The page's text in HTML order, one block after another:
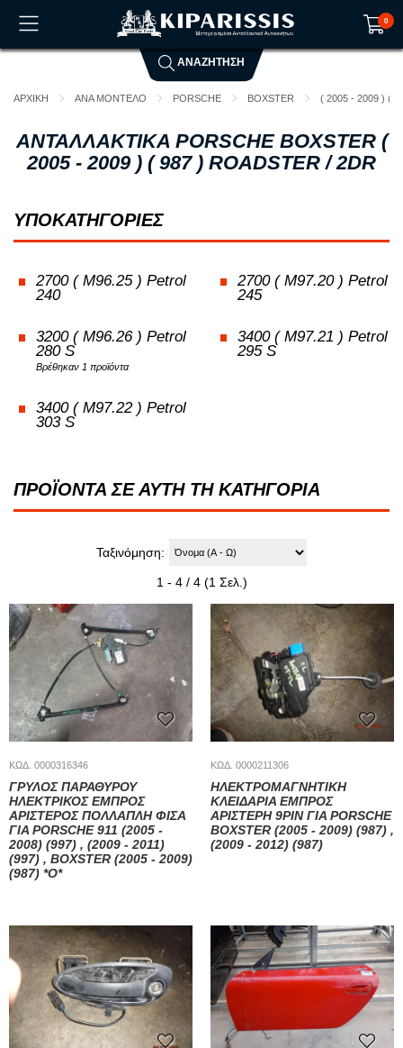
0
Το καλάθι αγορών είναι άδειο!
ΑΝΑΖΗΤΗΣΗ
ΑΡΧΙΚΗ ΑΝΑ ΜΟΝΤΕΛΟ PORSCHE BOXSTER ( 2005 - 2009 ) (
ΑΝΤΑΛΛΑΚΤΙΚΑ PORSCHE BOXSTER (
2005 - 2009 ) ( 987 ) ROADSTER / 2DR
ΥΠΟΚΑΤΗΓΟΡΙΕΣ
2700 ( M96.25 ) Petrol
240
2700 ( M97.20 ) Petrol
245
3200 ( M96.26 ) Petrol
280 S
Βρέθηκαν 1 προϊόντα
3400 ( M97.21 ) Petrol
295 S
3400 ( M97.22 ) Petrol
303 S
ΠΡΟΪΟΝΤΑ ΣΕ ΑΥΤΗ ΤΗ ΚΑΤΗΓΟΡΙΑ
Ταξινόμηση:
1 - 4 / 4 (1 Σελ.)
ΚΩΔ. 0000316346
ΓΡΥΛΟΣ ΠΑΡΑΘΥΡΟΥ
ΗΛΕΚΤΡΙΚΟΣ ΕΜΠΡΟΣ
ΑΡΙΣΤΕΡΟΣ ΠΟΛΛΑΠΛΗ ΦΙΣΑ
ΓΙΑ PORSCHE 911 (2005 -
2008) (997) , (2009 - 2011)
(997) , BOXSTER (2005 - 2009)
(987) *Ο*
ΚΩΔ. 0000211306
ΗΛΕΚΤΡΟΜΑΓΝΗΤΙΚΗ
ΚΛΕΙΔΑΡΙΑ ΕΜΠΡΟΣ
ΑΡΙΣΤΕΡΗ 9PIN ΓΙΑ PORSCHE
BOXSTER (2005 - 2009) (987) ,
(2009 - 2012) (987)